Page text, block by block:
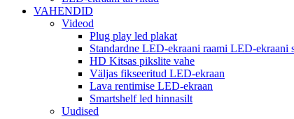
VAHENDID
Videod
Plug play led plakat
Standardne LED-ekraani raami LED-ekraani
HD Kitsas pikslite vahe
Väljas fikseeritud LED-ekraan
Lava rentimise LED-ekraan
Smartshelf led hinnasilt
Uudised